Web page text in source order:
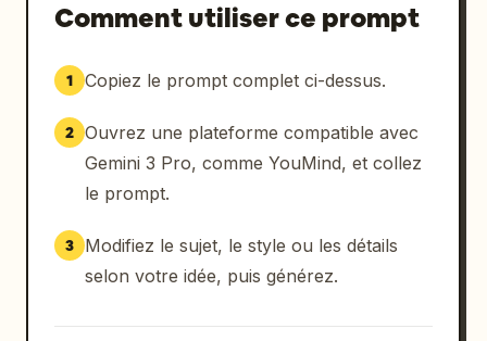
Comment utiliser ce prompt
1 Copiez le prompt complet ci-dessus.
2 Ouvrez une plateforme compatible avec
Gemini 3 Pro, comme YouMind, et collez
le prompt.
3
Modifiez le sujet, le style ou les détails
selon votre idée, puis générez.